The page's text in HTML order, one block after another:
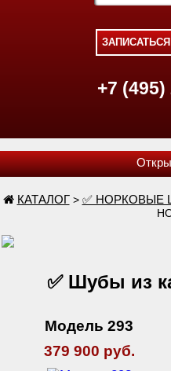
+7 (495)
КАТАЛОГ> ✅ НОРКОВЫЕ
✅ Шубы из
Модель 293
379 900 руб.